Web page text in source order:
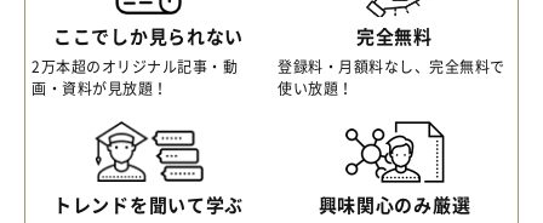
ここでしか見られない
2万本超のオリジナル記事・動
画・資料が見放題！
完全無料
登録料・月額料なし、完全無料で
使い放題！
トレンドを聞いて学ぶ 興味関心のみ厳選